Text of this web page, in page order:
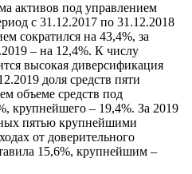
активов под управлением
с 31.12.2017 по 31.12.2018
сократился на 43,4%, за
– на 12,4%. К числу
высокая диверсификация
доля средств пяти
объеме средств под
крупнейшего – 19,4%. За 2019
пятью крупнейшими
от доверительного
15,6%, крупнейшим –